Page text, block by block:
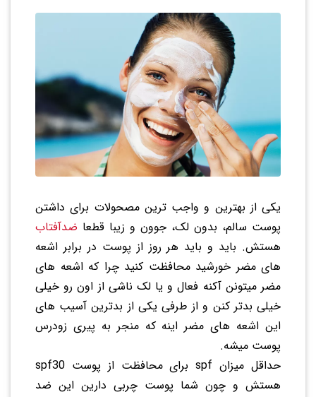
یکی از بهترین و واجب ترین مصحولات برای داشتن
پوست سالم، بدون لک، جوون و زیبا قطعا ضدآفتاب
هستش. باید و باید هر روز از پوست در برابر اشعه
های مضر خورشید محافظت کنید چرا که اشعه های
مضر میتونن آکنه فعال و یا لک ناشی از اون رو خیلی
خیلی بدتر کنن و از طرفی یکی از بدترین آسیب های
این اشعه های مضر اینه که منجر به پیری زودرس
پوست میشه.
حداقل میزان spf برای محافظت از پوست spf30
هستش و چون شما پوست چربی دارین این ضد